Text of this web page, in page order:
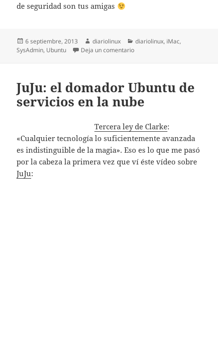
de seguridad son tus amigas
Publicado
el
6 septiembre, 2013 Autor
diariolinux Categorías
diariolinux, iMac,
SysAdmin, Ubuntu Deja un comentarioen Instalar Ubuntu 13.04 en
JuJu: el domador Ubuntu de
servicios en la nube
Tercera ley de Clarke:
«Cualquier tecnología lo suficientemente avanzada
es indistinguible de la magia». Eso es lo que me pasó
por la cabeza la primera vez que ví éste vídeo sobre
JuJu: